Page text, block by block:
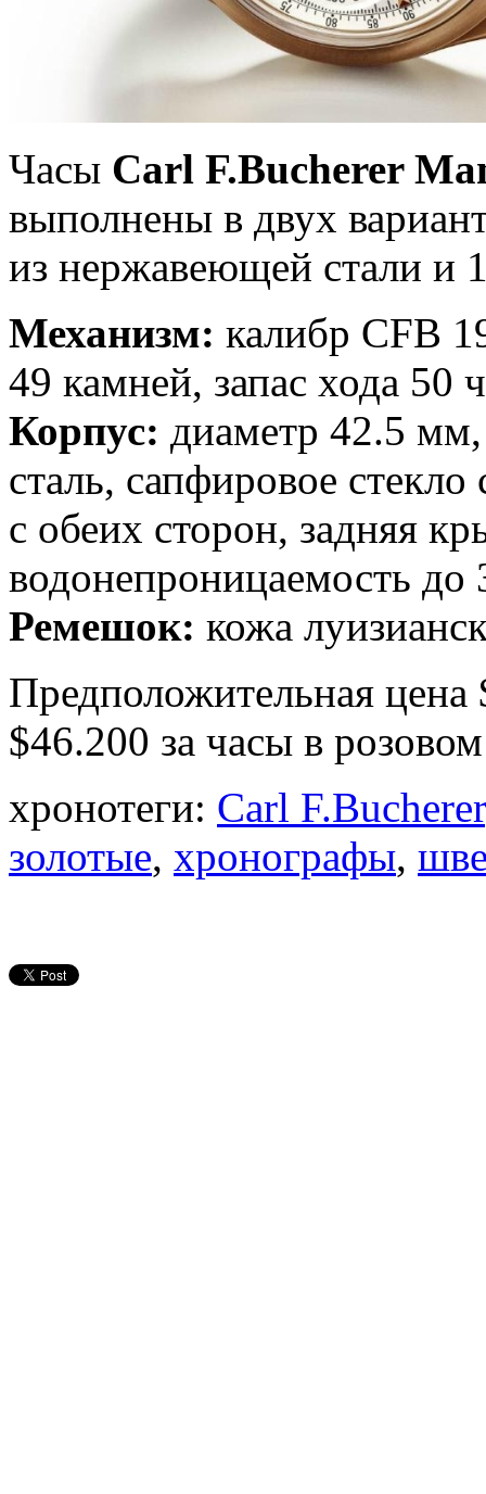
Часы Carl F.Bucherer
выполнены в двух
из нержавеющей стали и
Механизм: калибр CFB
49 камней, запас хода 50
Корпус: диаметр 42.5
сталь, сапфировое
с обеих сторон, задняя
водонепроницаемость до
Ремешок: кожа
Предположительная цена
$46.200 за часы в
хронотеги: Carl F.Bucherer
золотые, хронографы,